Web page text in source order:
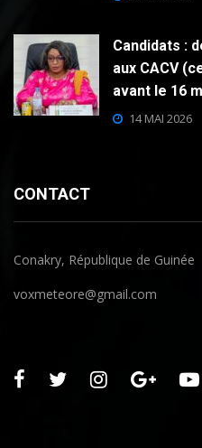
Candidats :
aux CACV
avant le 16
14 MAI 2026
CONTACT
Conakry, République de Guinée
voxmeteore@gmail.com